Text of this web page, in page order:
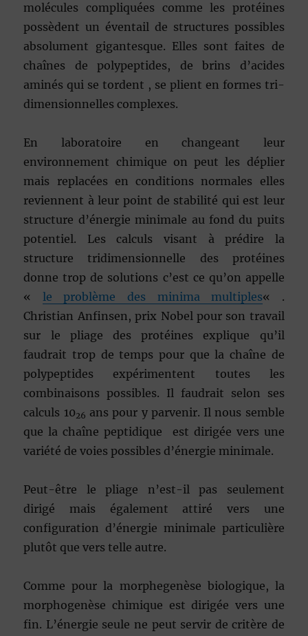
molécules compliquées comme les protéines
possèdent un éventail de structures possibles
absolument gigantesque. Elles sont faites de
chaînes de polypeptides, de brins d’acides
aminés qui se tordent , se plient en formes tri-
dimensionnelles complexes.
En laboratoire en changeant leur
environnement chimique on peut les déplier
mais replacées en conditions normales elles
reviennent à leur point de stabilité qui est leur
structure d’énergie minimale au fond du puits
potentiel. Les calculs visant à prédire la
structure tridimensionnelle des protéines
donne trop de solutions c’est ce qu’on appelle
« le problème des minima multiples« .
Christian Anfinsen, prix Nobel pour son travail
sur le pliage des protéines explique qu’il
faudrait trop de temps pour que la chaîne de
polypeptides expérimentent toutes les
combinaisons possibles. Il faudrait selon ses
calculs 1026 ans pour y parvenir. Il nous semble
que la chaîne peptidique est dirigée vers une
variété de voies possibles d’énergie minimale.
Peut-être le pliage n’est-il pas seulement
dirigé mais également attiré vers une
configuration d’énergie minimale particulière
plutôt que vers telle autre.
Comme pour la morphegenèse biologique, la
morphogenèse chimique est dirigée vers une
fin. L’énergie seule ne peut servir de critère de